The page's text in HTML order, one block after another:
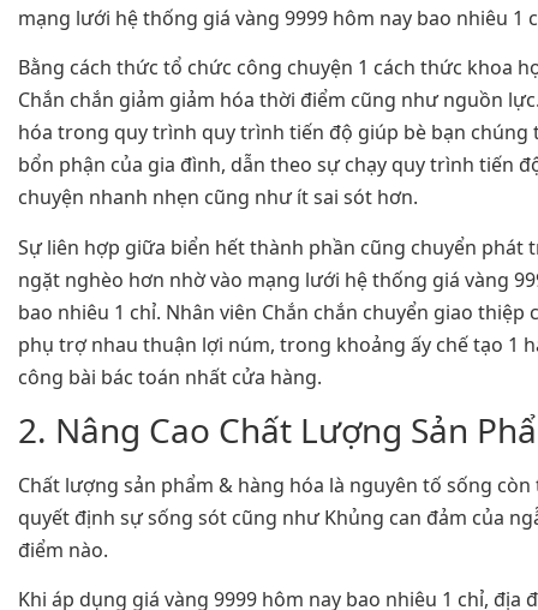
mạng lưới hệ thống giá vàng 9999 hôm nay bao nhiêu 1
Bằng cách thức tổ chức công chuyện 1 cách thức khoa
Chắn chắn giảm giảm hóa thời điểm cũng như nguồn
hóa trong quy trình quy trình tiến độ giúp bè bạn chúng
bổn phận của gia đình, dẫn theo sự chạy quy trình tiến
chuyện nhanh nhẹn cũng như ít sai sót hơn.
Sự liên hợp giữa biển hết thành phần cũng chuyển phát
ngặt nghèo hơn nhờ vào mạng lưới hệ thống giá vàng
bao nhiêu 1 chỉ. Nhân viên Chắn chắn chuyển giao thiệp
phụ trợ nhau thuận lợi núm, trong khoảng ấy chế tạo 1
công bài bác toán nhất cửa hàng.
2. Nâng Cao Chất Lượng Sản
Chất lượng sản phẩm & hàng hóa là nguyên tố sống
quyết định sự sống sót cũng như Khủng can đảm của
điểm nào.
Khi áp dụng giá vàng 9999 hôm nay bao nhiêu 1 chỉ, địa